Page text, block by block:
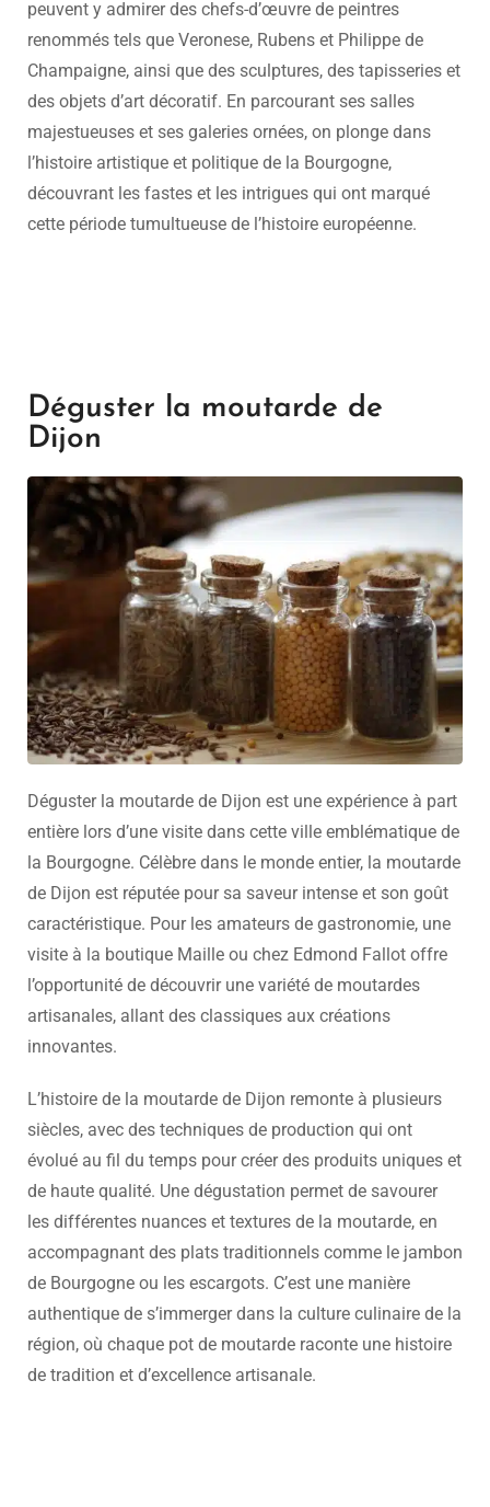
peuvent y admirer des chefs-d’œuvre de peintres
renommés tels que Veronese, Rubens et Philippe de
Champaigne, ainsi que des sculptures, des tapisseries et
des objets d’art décoratif. En parcourant ses salles
majestueuses et ses galeries ornées, on plonge dans
l’histoire artistique et politique de la Bourgogne,
découvrant les fastes et les intrigues qui ont marqué
cette période tumultueuse de l’histoire européenne.
Déguster la moutarde de
Dijon
Déguster la moutarde de Dijon est une expérience à part
entière lors d’une visite dans cette ville emblématique de
la Bourgogne. Célèbre dans le monde entier, la moutarde
de Dijon est réputée pour sa saveur intense et son goût
caractéristique. Pour les amateurs de gastronomie, une
visite à la boutique Maille ou chez Edmond Fallot offre
l’opportunité de découvrir une variété de moutardes
artisanales, allant des classiques aux créations
innovantes.
L’histoire de la moutarde de Dijon remonte à plusieurs
siècles, avec des techniques de production qui ont
évolué au fil du temps pour créer des produits uniques et
de haute qualité. Une dégustation permet de savourer
les différentes nuances et textures de la moutarde, en
accompagnant des plats traditionnels comme le jambon
de Bourgogne ou les escargots. C’est une manière
authentique de s’immerger dans la culture culinaire de la
région, où chaque pot de moutarde raconte une histoire
de tradition et d’excellence artisanale.